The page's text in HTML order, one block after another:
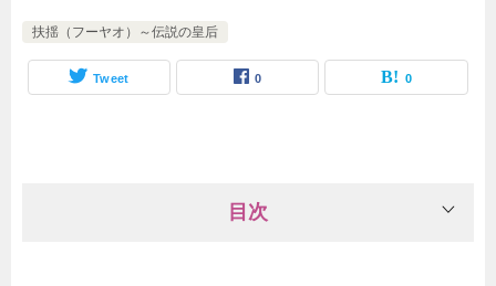
扶揺（フーヤオ）～伝説の皇后
Tweet 0 0
目次